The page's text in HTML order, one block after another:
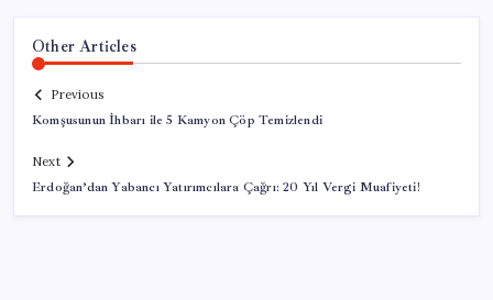
Other Articles
Previous
Komşusunun İhbarı ile 5 Kamyon Çöp Temizlendi
Next
Erdoğan’dan Yabancı Yatırımcılara Çağrı: 20 Yıl Vergi Muafiyeti!